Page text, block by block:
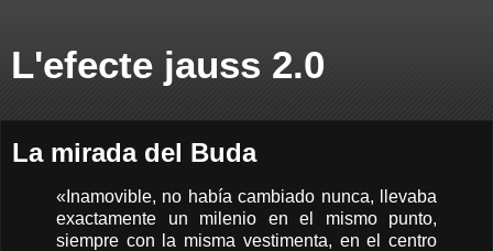
L'efecte jauss 2.0
La mirada del Buda
«Inamovible, no había cambiado nunca, llevaba
exactamente un milenio en el mismo punto,
siempre con la misma vestimenta, en el centro